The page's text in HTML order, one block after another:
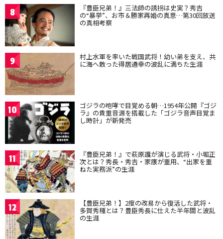
8 『豊臣兄弟！』三法師の誘拐は史実？秀吉
の“暴挙”、お市＆勝家再婚の真意…第30回放送
の真相考察
9 村上水軍を率いた戦国武将！幼い弟を支え、共
に海へ散った得居通幸の波乱に満ちた生涯
10 ゴジラの咆哮で目覚める朝…1954年公開『ゴジ
ラ』の貴重音源を搭載した「ゴジラ音声目覚ま
し時計」が新発売
11 『豊臣兄弟！』で萩原護が演じる武将・小堀正
次とは？秀長・秀吉・家康が重用、“出家を重
ねた実務派”の生涯
12 【豊臣兄弟！】2度の改易から復活した武将・
多賀秀種とは？豊臣秀長に仕えた半年間と波乱
の生涯